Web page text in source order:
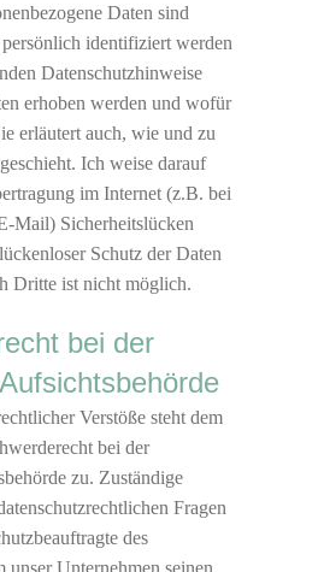
Daten sind
identifiziert werden
Datenschutzhinweise
erhoben werden und wofür
erläutert auch, wie und zu
Ich weise darauf
im Internet (z.B. bei
Mail) Sicherheitslücken
Schutz der Daten
Dritte ist nicht möglich.
bei der
Verstöße steht dem
bei der
zu. Zuständige
Fragen
des
unser Unternehmen seinen